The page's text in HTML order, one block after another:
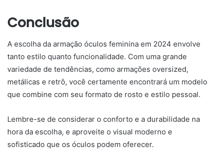
Conclusão
A escolha da armação óculos feminina em 2024 envolve
tanto estilo quanto funcionalidade. Com uma grande
variedade de tendências, como armações oversized,
metálicas e retrô, você certamente encontrará um modelo
que combine com seu formato de rosto e estilo pessoal.
Lembre-se de considerar o conforto e a durabilidade na
hora da escolha, e aproveite o visual moderno e
sofisticado que os óculos podem oferecer.